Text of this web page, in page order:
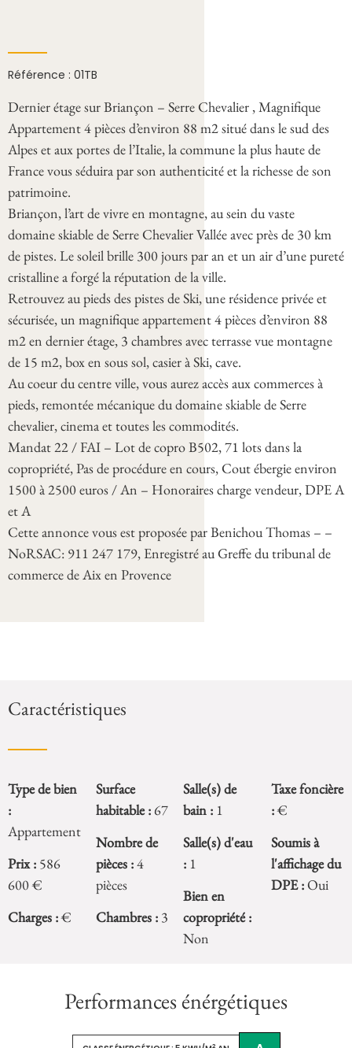
Référence : 01TB
Dernier étage sur Briançon – Serre Chevalier , Magnifique
Appartement 4 pièces d’environ 88 m2 situé dans le sud des
Alpes et aux portes de l’Italie, la commune la plus haute de
France vous séduira par son authenticité et la richesse de son
patrimoine.
Briançon, l’art de vivre en montagne, au sein du vaste
domaine skiable de Serre Chevalier Vallée avec près de 30 km
de pistes. Le soleil brille 300 jours par an et un air d’une pureté
cristalline a forgé la réputation de la ville.
Retrouvez au pieds des pistes de Ski, une résidence privée et
sécurisée, un magnifique appartement 4 pièces d’environ 88
m2 en dernier étage, 3 chambres avec terrasse vue montagne
de 15 m2, box en sous sol, casier à Ski, cave.
Au coeur du centre ville, vous aurez accès aux commerces à
pieds, remontée mécanique du domaine skiable de Serre
chevalier, cinema et toutes les commodités.
Mandat 22 / FAI – Lot de copro B502, 71 lots dans la
copropriété, Pas de procédure en cours, Cout ébergie environ
1500 à 2500 euros / An – Honoraires charge vendeur, DPE A
et A
Cette annonce vous est proposée par Benichou Thomas – –
NoRSAC: 911 247 179, Enregistré au Greffe du tribunal de
commerce de Aix en Provence
Caractéristiques
Type de bien
:
Appartement
Prix : 586
600 €
Charges :€
Surface
habitable :67
Nombre de
pièces :4
pièces
Chambres :3
Salle(s) de
bain : 1
Salle(s) d'eau
: 1
Bien en
copropriété :
Non
Taxe foncière
:€
Soumis à
l'affichage du
DPE :Oui
Performances énérgétiques
2